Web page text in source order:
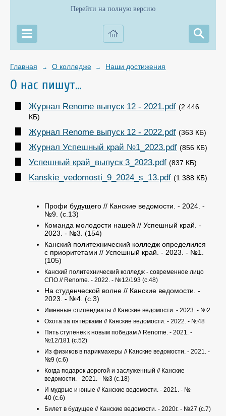
Перейти на полную версию
Главная → О колледже → Наши достижения
О нас пишут...
Журнал Renome выпуск 12 - 2021.pdf (2 446
КБ)
Журнал Renome выпуск 12 - 2022.pdf (363 КБ)
Журнал Успешный край №1_2023.pdf (856 КБ)
Успешный край_выпуск 3_2023.pdf (837 КБ)
Kanskie_vedomosti_9_2024_s_13.pdf (1 388 КБ)
Профи будущего // Канские ведомости. - 2024. -
№9. (с.13)
Команда молодости нашей // Успешный край. -
2023. - №3. (154)
Канский политехнический колледж определился
с приоритетами // Успешный край. - 2023. - №1.
(105)
Канский политехнический колледж - современное лицо
СПО // Renome. - 2022. - №12/193 (с.48)
На студенческой волне // Канские ведомости. -
2023. - №4. (с.3)
Именные стипендиаты // Канские ведомости. - 2023. - №2
Охота за пятерками // Канские ведомости. - 2022. - №48
Пять ступенек к новым победам // Renome. - 2021. -
№12/181 (с.52)
Из физиков в парикмахеры // Канские ведомости. - 2021. -
№9 (с.6)
Когда подарок дорогой и заслуженный // Канские
ведомости. - 2021. - №3 (с.18)
И мудрые и юные // Канские ведомости. - 2021. - №
40 (с.6)
Билет в будущее // Канские ведомости. - 2020г. - №27 (с.7)